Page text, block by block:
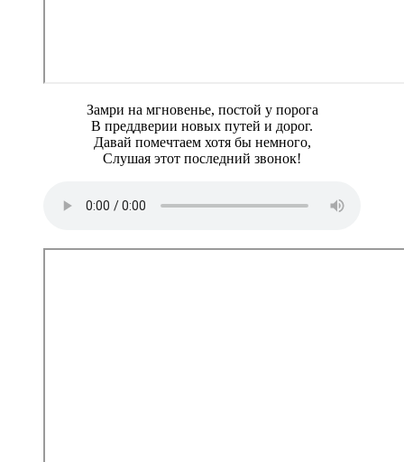
Замри на мгновенье, постой у порога
В преддверии новых путей и дорог.
Давай помечтаем хотя бы немного,
Слушая этот последний звонок!